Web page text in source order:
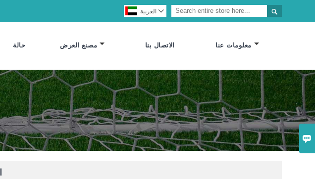

 العربية 
حالة مصنع العرض الاتصال بنا معلومات عنا